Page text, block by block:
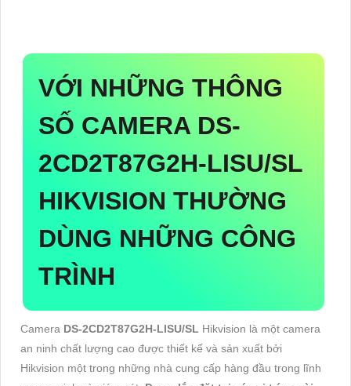
VỚI NHỮNG THÔNG
SỐ CAMERA DS-
2CD2T87G2H-LISU/SL
HIKVISION THƯỜNG
DÙNG NHỮNG CÔNG
TRÌNH
Camera DS-2CD2T87G2H-LISU/SL Hikvision là một camera
an ninh chất lượng cao được thiết kế và sản xuất bởi
Hikvision một trong những nhà cung cấp hàng đầu trong lĩnh